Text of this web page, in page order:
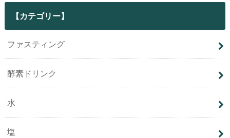
【カテゴリー】
ファスティング
酵素ドリンク
水
塩